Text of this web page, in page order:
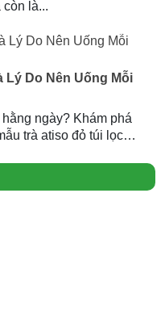
là...
Lý Do Nên Uống Mỗi
ngày? Khám phá
trà atiso đỏ túi lọc